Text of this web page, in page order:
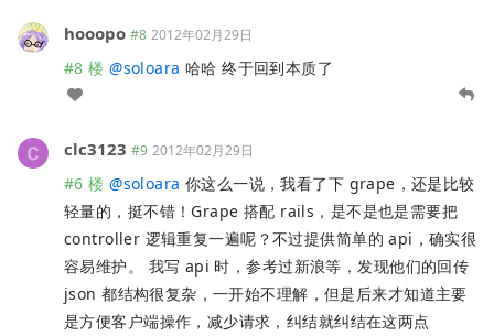
hooopo #8 2012年02月29日
#8 楼 @soloara 哈哈 终于回到本质了
clc3123 #9 2012年02月29日
#6 楼 @soloara 你这么一说，我看了下 grape，还是比较
轻量的，挺不错！Grape 搭配 rails，是不是也是需要把
controller 逻辑重复一遍呢？不过提供简单的 api，确实很
容易维护。 我写 api 时，参考过新浪等，发现他们的回传
json 都结构很复杂，一开始不理解，但是后来才知道主要
是方便客户端操作，减少请求，纠结就纠结在这两点